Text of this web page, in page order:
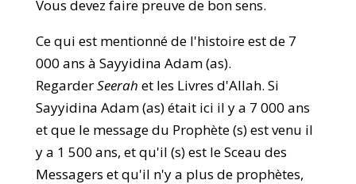
Vous devez faire preuve de bon sens.
Ce qui est mentionné de l'histoire est de 7
000 ans à Sayyidina Adam (as).
RegarderSeerah et les Livres d'Allah. Si
Sayyidina Adam (as) était ici il y a 7 000 ans
et que le message du Prophète (s) est venu il
y a 1 500 ans, et qu'il (s) est le Sceau des
Messagers et qu'il n'y a plus de prophètes,